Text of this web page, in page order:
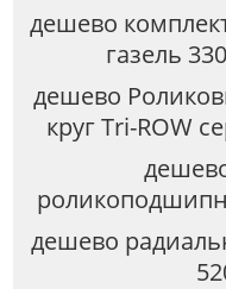
дешево
газель
дешево
круг Tri-ROW
дешево